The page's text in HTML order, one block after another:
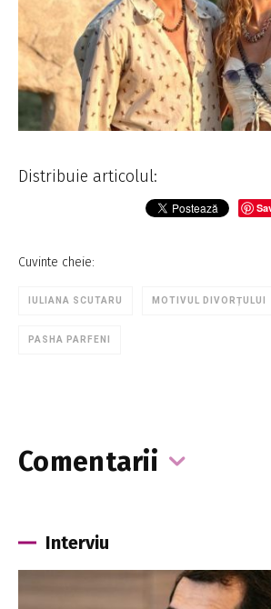
Distribuie articolul:
Cuvinte cheie:
IULIANA SCUTARU MOTIVUL DIVORȚULUI
PASHA PARFENI
Comentarii
Interviu